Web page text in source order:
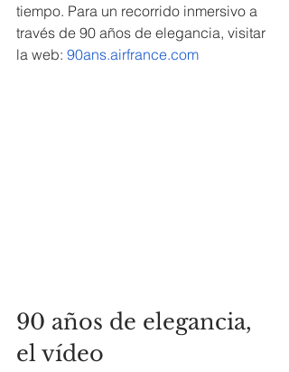
tiempo. Para un recorrido inmersivo a
través de 90 años de elegancia, visitar
la web: 90ans.airfrance.com
90 años de elegancia,
el vídeo